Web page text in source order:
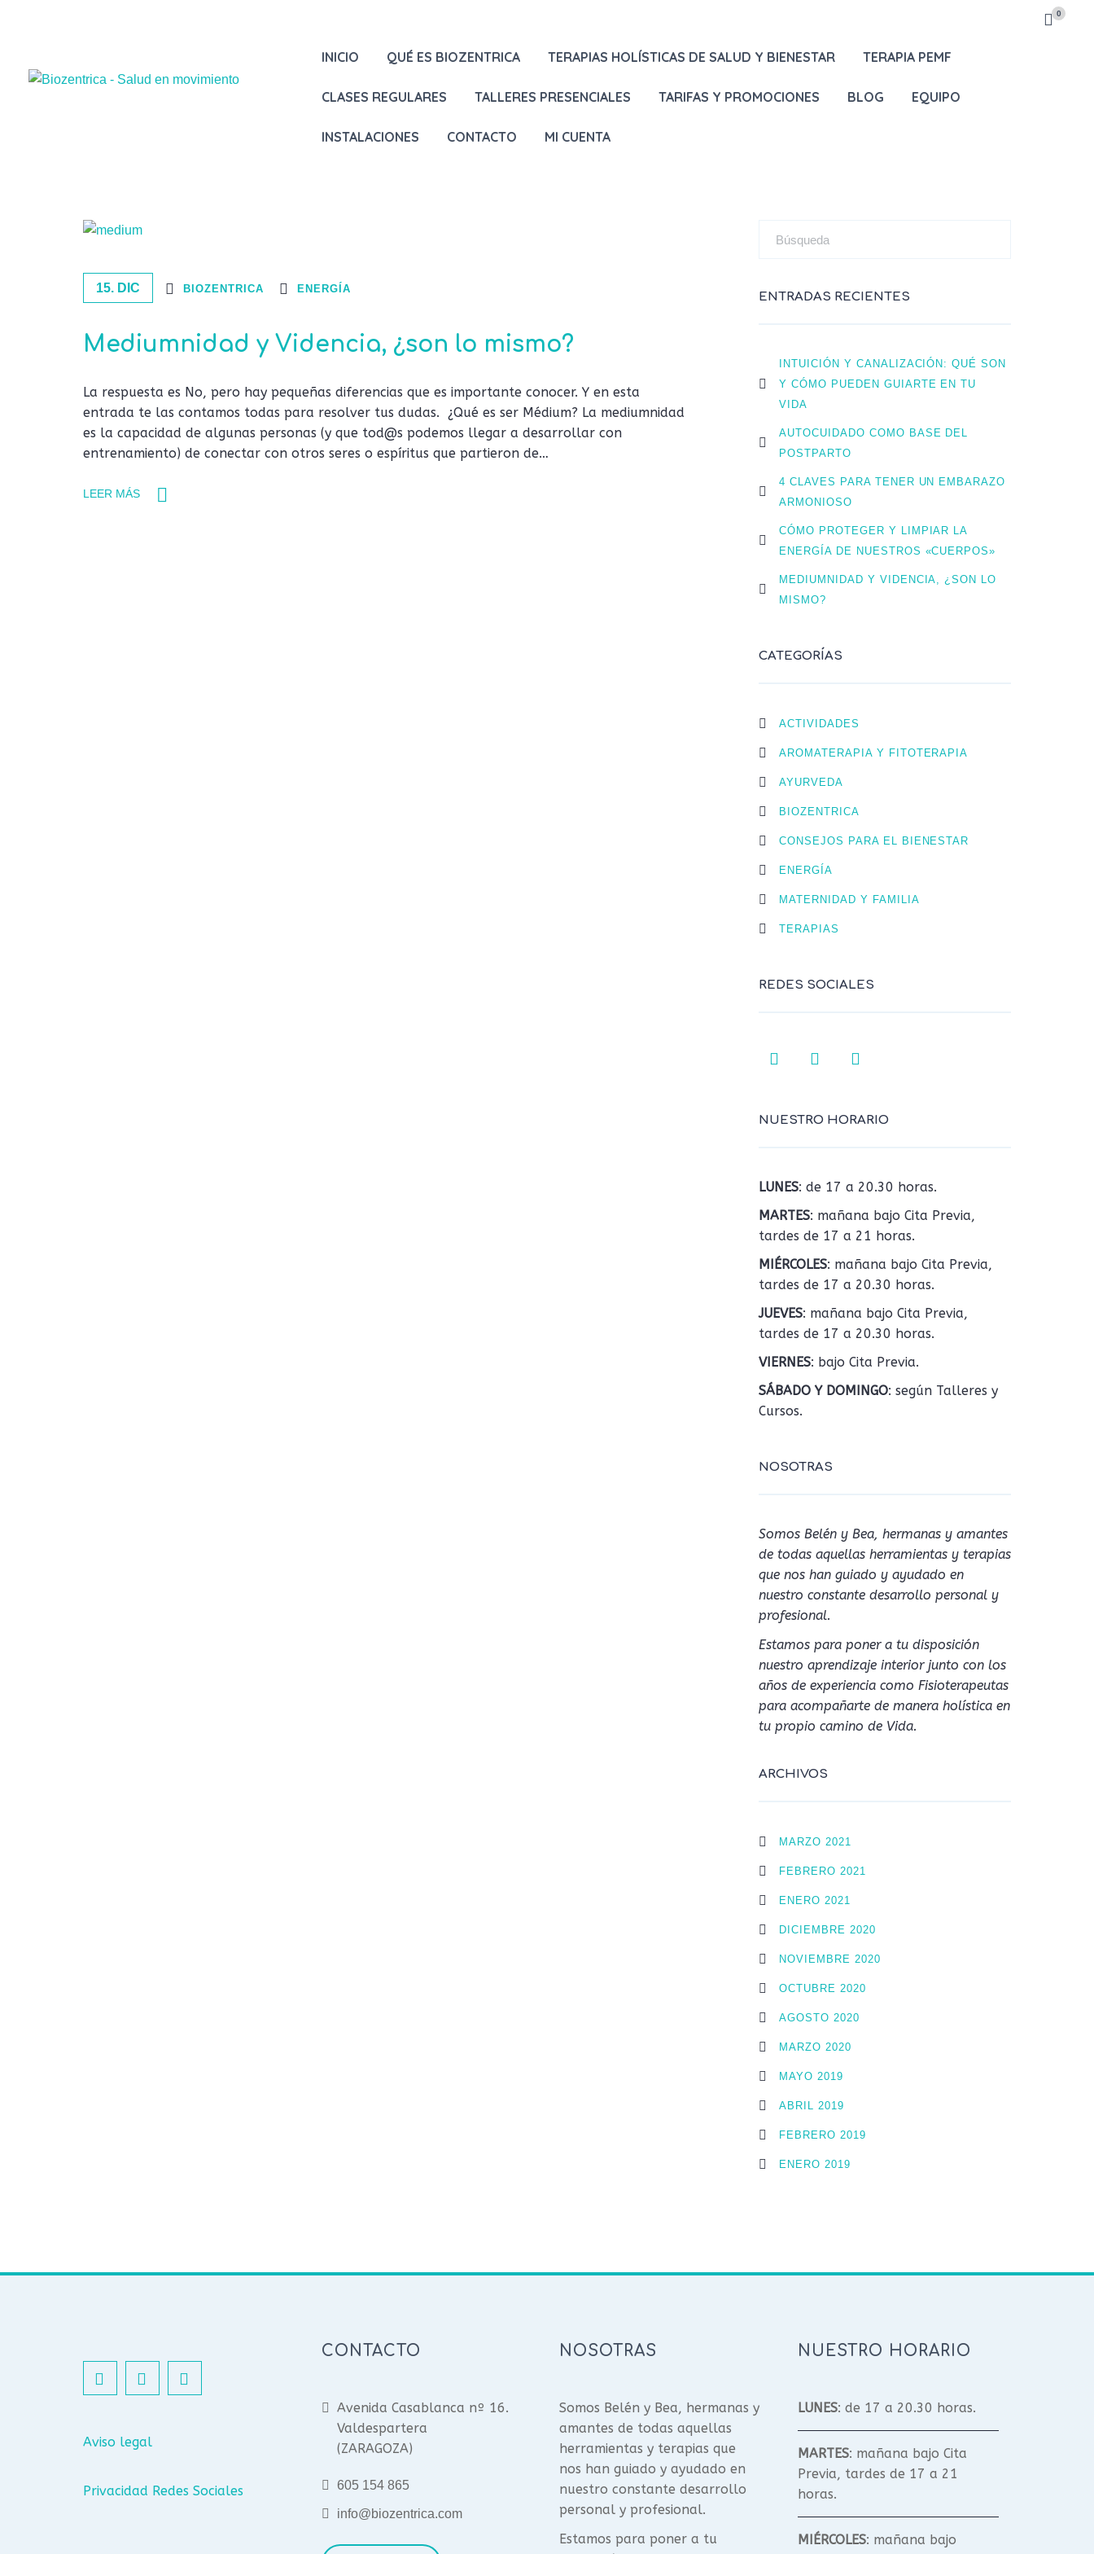
0
INICIO QUÉ ES BIOZENTRICA TERAPIAS HOLÍSTICAS DE SALUD Y BIENESTAR TERAPIA PEMF
CLASES REGULARES TALLERES PRESENCIALES TARIFAS Y PROMOCIONES BLOG EQUIPO
INSTALACIONES CONTACTO MI CUENTA
15. DIC BIOZENTRICA ENERGÍA
Mediumnidad y Videncia, ¿son lo mismo?
La respuesta es No, pero hay pequeñas diferencias que es importante conocer. Y en esta
entrada te las contamos todas para resolver tus dudas. ¿Qué es ser Médium? La mediumnidad
es la capacidad de algunas personas (y que tod@s podemos llegar a desarrollar con
entrenamiento) de conectar con otros seres o espíritus que partieron de…
LEER MÁS
ENTRADAS RECIENTES
INTUICIÓN Y CANALIZACIÓN: QUÉ SON
Y CÓMO PUEDEN GUIARTE EN TU
VIDA
AUTOCUIDADO COMO BASE DEL
POSTPARTO
4 CLAVES PARA TENER UN EMBARAZO
ARMONIOSO
CÓMO PROTEGER Y LIMPIAR LA
ENERGÍA DE NUESTROS «CUERPOS»
MEDIUMNIDAD Y VIDENCIA, ¿SON LO
MISMO?
CATEGORÍAS
ACTIVIDADES
AROMATERAPIA Y FITOTERAPIA
AYURVEDA
BIOZENTRICA
CONSEJOS PARA EL BIENESTAR
ENERGÍA
MATERNIDAD Y FAMILIA
TERAPIAS
REDES SOCIALES
NUESTRO HORARIO
LUNES: de 17 a 20.30 horas.
MARTES: mañana bajo Cita Previa,
tardes de 17 a 21 horas.
MIÉRCOLES: mañana bajo Cita Previa,
tardes de 17 a 20.30 horas.
JUEVES: mañana bajo Cita Previa,
tardes de 17 a 20.30 horas.
VIERNES: bajo Cita Previa.
SÁBADO Y DOMINGO: según Talleres y
Cursos.
NOSOTRAS
Somos Belén y Bea, hermanas y amantes
de todas aquellas herramientas y terapias
que nos han guiado y ayudado en
nuestro constante desarrollo personal y
profesional.
Estamos para poner a tu disposición
nuestro aprendizaje interior junto con los
años de experiencia como Fisioterapeutas
para acompañarte de manera holística en
tu propio camino de Vida.
ARCHIVOS
MARZO 2021
FEBRERO 2021
ENERO 2021
DICIEMBRE 2020
NOVIEMBRE 2020
OCTUBRE 2020
AGOSTO 2020
MARZO 2020
MAYO 2019
ABRIL 2019
FEBRERO 2019
ENERO 2019
Aviso legal
Privacidad Redes Sociales
CONTACTO
Avenida Casablanca nº 16.
Valdespartera
(ZARAGOZA)
605 154 865
info@biozentrica.com
NOSOTRAS
Somos Belén y Bea, hermanas y
amantes de todas aquellas
herramientas y terapias que
nos han guiado y ayudado en
nuestro constante desarrollo
personal y profesional.
Estamos para poner a tu
NUESTRO HORARIO
LUNES: de 17 a 20.30 horas.
MARTES: mañana bajo Cita
Previa, tardes de 17 a 21
horas.
MIÉRCOLES: mañana bajo